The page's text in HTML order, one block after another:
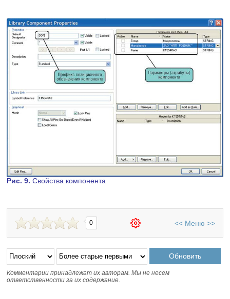
Рис. 9. Свойства компонента
0 << Меню >>
Комментарии принадлежат их авторам. Мы не несем
ответственности за их содержание.